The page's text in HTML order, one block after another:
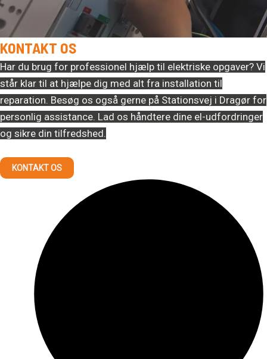
KONTAKT OS
Har du brug for professionel hjælp til elektriske opgaver? Vi
står klar til at hjælpe dig med alt fra installation til
reparation. Besøg os også gerne på Stationsvej i Dragør for
personlig assistance. Lad os håndtere dine el-udfordringer
og sikre din tilfredshed.
KONTAKT OS